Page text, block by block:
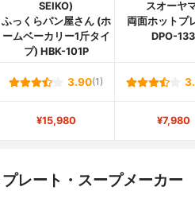
SEIKO)
ふっくらパン屋さん (ホ
ームベーカリー1斤タイ
プ) HBK-101P
スオーヤ
両面ホットプ
DPO-133
3.90(1)
¥15,980 ¥7,980
レート・スープメーカー